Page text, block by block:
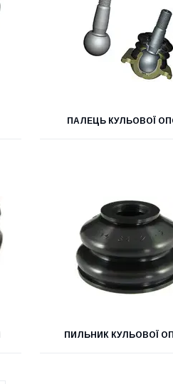
ПАЛЕЦЬ КУЛЬОВОЇ
ПИЛЬНИК КУЛЬОВОЇ